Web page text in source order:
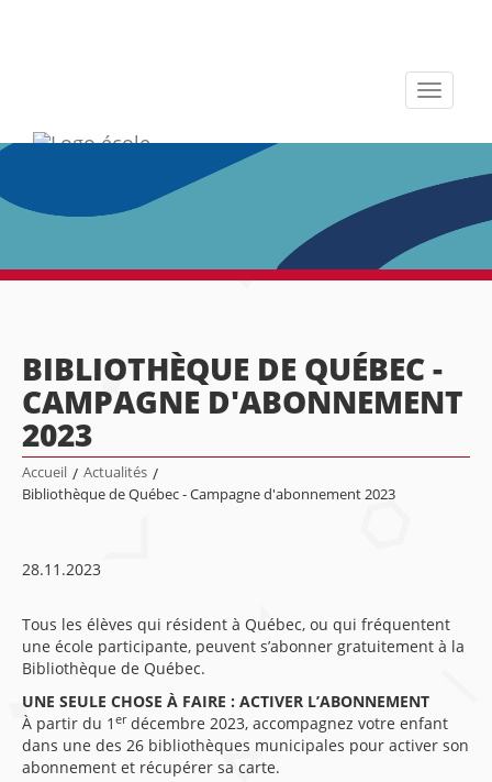
Toggle
BIBLIOTHÈQUE DE QUÉBEC -
CAMPAGNE D'ABONNEMENT
2023
Accueil / Actualités /
Bibliothèque de Québec - Campagne d'abonnement 2023
28.11.2023
Tous les élèves qui résident à Québec, ou qui fréquentent
une école participante, peuvent s’abonner gratuitement à la
Bibliothèque de Québec.
UNE SEULE CHOSE À FAIRE : ACTIVER L’ABONNEMENT
À partir du 1 erdécembre 2023, accompagnez votre enfant
dans une des 26 bibliothèques municipales pour activer son
abonnement et récupérer sa carte.